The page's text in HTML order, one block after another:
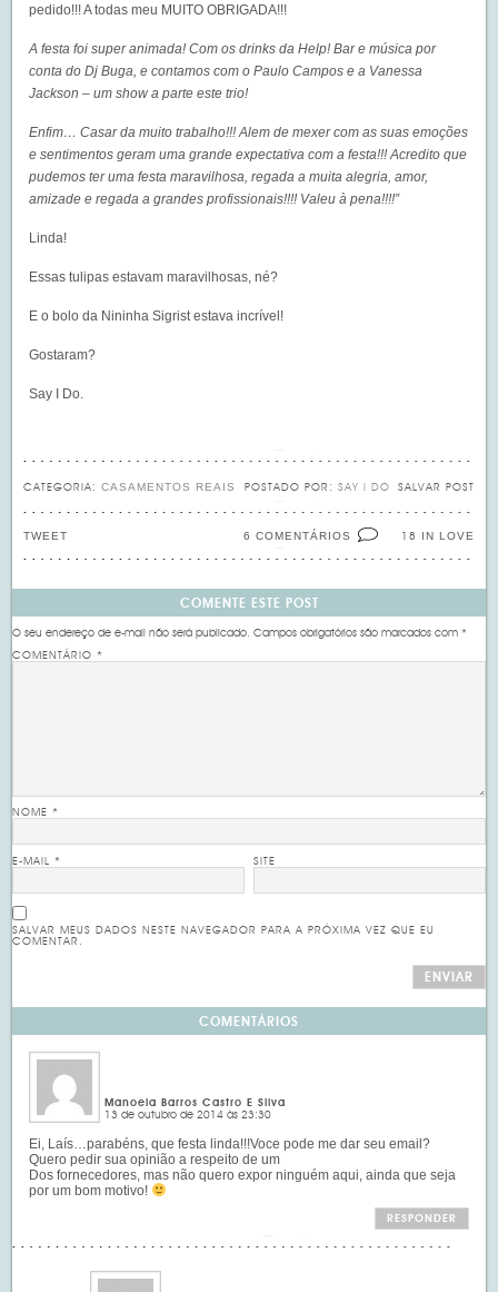
pedido!!! A todas meu MUITO OBRIGADA!!!
A festa foi super animada! Com os drinks daHelp! Bare música por
conta doDj Buga, e contamos com oPaulo Campos e a Vanessa
Jackson – um show a parte este trio!
Enfim… Casar da muito trabalho!!! Alem de mexer com as suas emoções
e sentimentos geram uma grande expectativa com a festa!!! Acredito que
pudemos ter uma festa maravilhosa, regada a muita alegria, amor,
amizade e regada a grandes profissionais!!!! Valeu à pena!!!!”
Linda!
Essas tulipas estavam maravilhosas, né?
E o bolo da Nininha Sigrist estava incrível!
Gostaram?
Say I Do.
CATEGORIA:CASAMENTOS REAIS SALVAR POST
POSTADO POR: SAY I DO
18 IN LOVE
6 COMENTÁRIOS
TWEET
COMENTE ESTE POST
O seu endereço de e-mail não será publicado. Campos obrigatórios são marcados com*
COMENTÁRIO*
NOME*
E-MAIL* SITE
SALVAR MEUS DADOS NESTE NAVEGADOR PARA A PRÓXIMA VEZ QUE EU
COMENTAR.
COMENTÁRIOS
Manoela Barros Castro E Silva
13 de outubro de 2014 às 23:30
Ei, Laís…parabéns, que festa linda!!!Voce pode me dar seu email?
Quero pedir sua opinião a respeito de um
Dos fornecedores, mas não quero expor ninguém aqui, ainda que seja
por um bom motivo!
RESPONDER